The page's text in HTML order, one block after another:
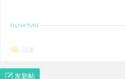
回复
发新帖